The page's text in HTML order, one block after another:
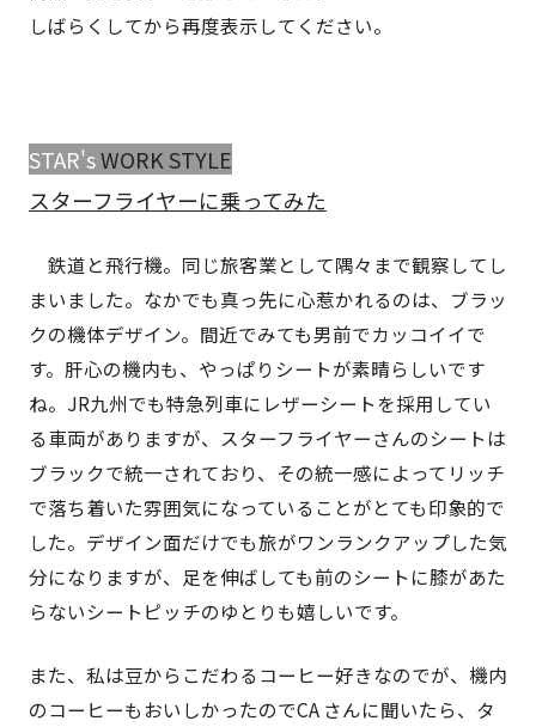
しばらくしてから再度表示してください。
STAR'sWORK STYLE
スターフライヤーに乗ってみた
鉄道と飛行機。同じ旅客業として隅々まで観察してし
まいました。なかでも真っ先に心惹かれるのは、ブラッ
クの機体デザイン。間近でみても男前でカッコイイで
す。肝心の機内も、やっぱりシートが素晴らしいです
ね。JR九州でも特急列車にレザーシートを採用してい
る車両がありますが、スターフライヤーさんのシートは
ブラックで統一されており、その統一感によってリッチ
で落ち着いた雰囲気になっていることがとても印象的で
した。デザイン面だけでも旅がワンランクアップした気
分になりますが、足を伸ばしても前のシートに膝があた
らないシートピッチのゆとりも嬉しいです。
また、私は豆からこだわるコーヒー好きなのでが、機内
のコーヒーもおいしかったのでCA さんに聞いたら、タ